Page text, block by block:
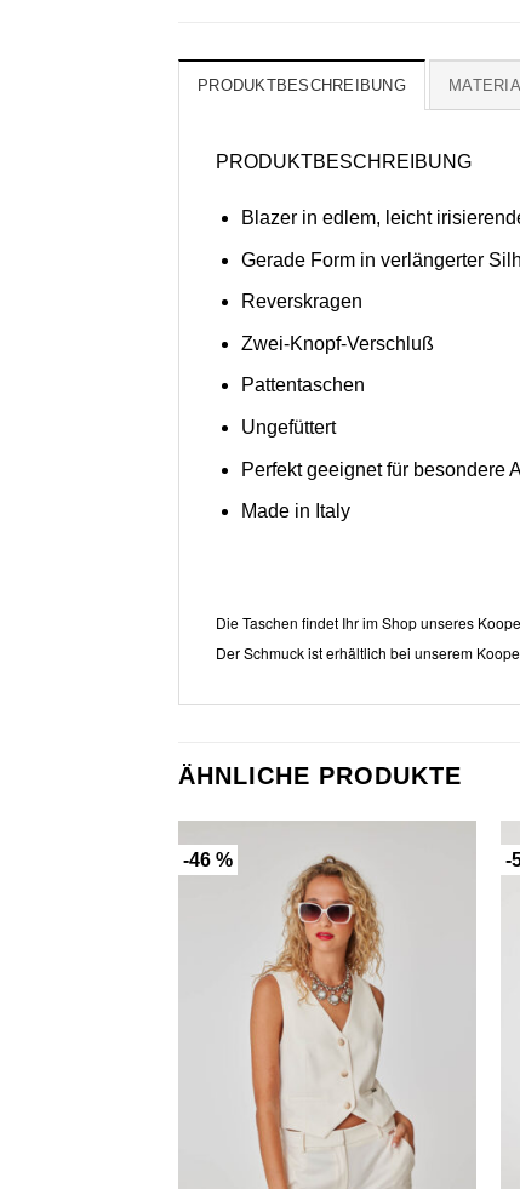
PRODUKTBESCHREIBUNG
PRODUKTBESCHREIBUNG
Blazer in edlem, leicht
Gerade Form in verlängerter
Reverskragen
Zwei-Knopf-Verschluß
Pattentaschen
Ungefüttert
Perfekt geeignet für besondere
Made in Italy
Die Taschen findet Ihr im Shop unseres
Der Schmuck ist erhältlich bei unserem
ÄHNLICHE PRODUKTE
-46 % -